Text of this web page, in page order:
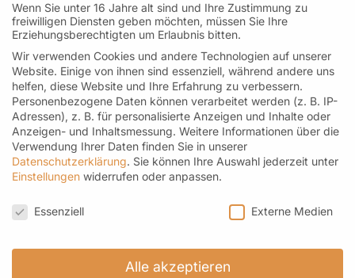
Kontakt
Helfereistraße 4 I 78532 Tuttlingen
Telefon: 07461-171 96 69 M: 0176-21451329
kontakt@roemer-spitzentee.de
Hier geht es zur Anmeldung
Wenn Sie unter 16 Jahre alt sind und Ihre Zustimmung zu
freiwilligen Diensten geben möchten, müssen Sie Ihre
Erziehungsberechtigten um Erlaubnis bitten.
Wir verwenden Cookies und andere Technologien auf unserer
Website. Einige von ihnen sind essenziell, während andere uns
helfen, diese Website und Ihre Erfahrung zu verbessern.
Personenbezogene Daten können verarbeitet werden (z. B. IP-
Adressen), z. B. für personalisierte Anzeigen und Inhalte oder
Anzeigen- und Inhaltsmessung. Weitere Informationen über die
Verwendung Ihrer Daten finden Sie in unserer
Datenschutzerklärung. Sie können Ihre Auswahl jederzeit unter
Einstellungen widerrufen oder anpassen.
Essenziell
Externe Medien
Alle akzeptieren